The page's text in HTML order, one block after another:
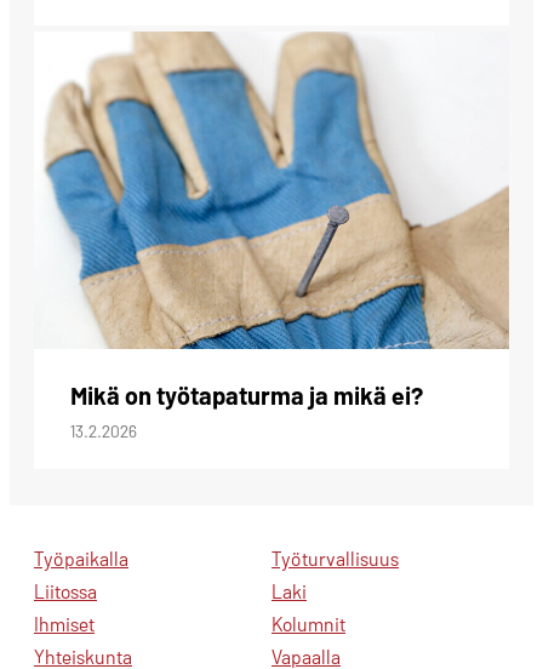
Mikä on työtapaturma ja mikä ei?
13.2.2026
Työpaikalla
Liitossa
Ihmiset
Yhteiskunta
Työturvallisuus
Laki
Kolumnit
Vapaalla